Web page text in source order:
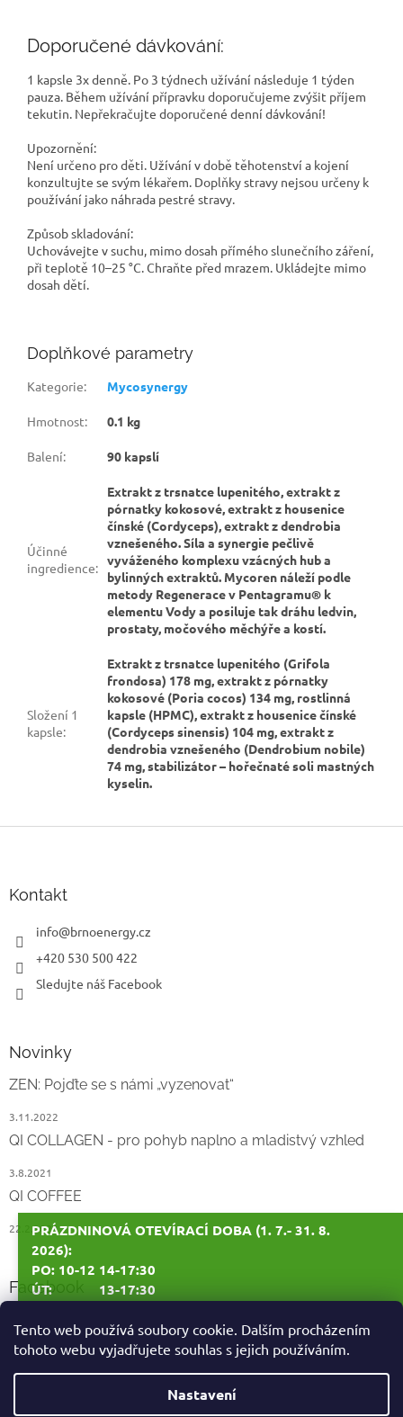
Tento web používá soubory cookie. Dalším procházením
tohoto webu vyjadřujete souhlas s jejich používáním.
Nastavení
PRÁZDNINOVÁ OTEVÍRACÍ DOBA (1. 7.- 31. 8.
2026):
PO: 10-12 14-17:30
ÚT: 13-17:30
ČT: ZAVŘENO
PÁ: ZAVŘENO
Doporučené dávkování:
1 kapsle 3x denně. Po 3 týdnech užívání následuje 1 týden
pauza. Během užívání přípravku doporučujeme zvýšit příjem
tekutin. Nepřekračujte doporučené denní dávkování!
Upozornění:
Není určeno pro děti. Užívání v době těhotenství a kojení
konzultujte se svým lékařem. Doplňky stravy nejsou určeny k
používání jako náhrada pestré stravy.
Způsob skladování:
Uchovávejte v suchu, mimo dosah přímého slunečního záření,
při teplotě 10–25 °C. Chraňte před mrazem. Ukládejte mimo
dosah dětí.
Doplňkové parametry
Kategorie: Mycosynergy
Hmotnost: 0.1 kg
Balení: 90 kapslí
Účinné
ingredience:
Extrakt z trsnatce lupenitého, extrakt z
pórnatky kokosové, extrakt z housenice
čínské (Cordyceps), extrakt z dendrobia
vznešeného. Síla a synergie pečlivě
vyváženého komplexu vzácných hub a
bylinných extraktů. Mycoren náleží podle
metody Regenerace v Pentagramu® k
elementu Vody a posiluje tak dráhu ledvin,
prostaty, močového měchýře a kostí.
Složení 1
kapsle:
Extrakt z trsnatce lupenitého (Grifola
frondosa) 178 mg, extrakt z pórnatky
kokosové (Poria cocos) 134 mg, rostlinná
kapsle (HPMC), extrakt z housenice čínské
(Cordyceps sinensis) 104 mg, extrakt z
dendrobia vznešeného (Dendrobium nobile)
74 mg, stabilizátor – hořečnaté soli mastných
kyselin.
Kontakt
info@brnoenergy.cz
+420 530 500 422
Sledujte náš Facebook
Novinky
ZEN: Pojďte se s námi „vyzenovat“
3.11.2022
QI COLLAGEN - pro pohyb naplno a mladistvý vzhled
3.8.2021
QI COFFEE
22.2.2021
Facebook